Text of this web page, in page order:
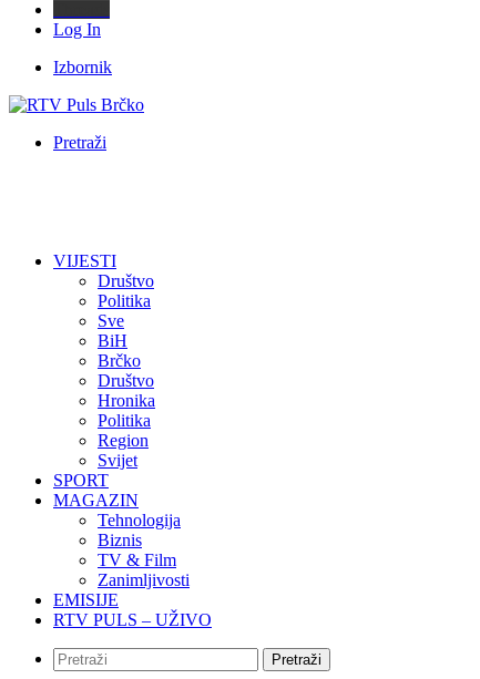
Log In
Izbornik
Pretraži
VIJESTI
Društvo
Politika
Sve
BiH
Brčko
Društvo
Hronika
Politika
Region
Svijet
SPORT
MAGAZIN
Tehnologija
Biznis
TV & Film
Zanimljivosti
EMISIJE
RTV PULS – UŽIVO
Pretraži